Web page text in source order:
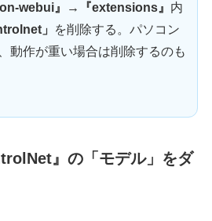
webui』→『extensions』 内
」
を削除する。パソコン
動作が重い場合は削除するのも
』の「モデル」をダ